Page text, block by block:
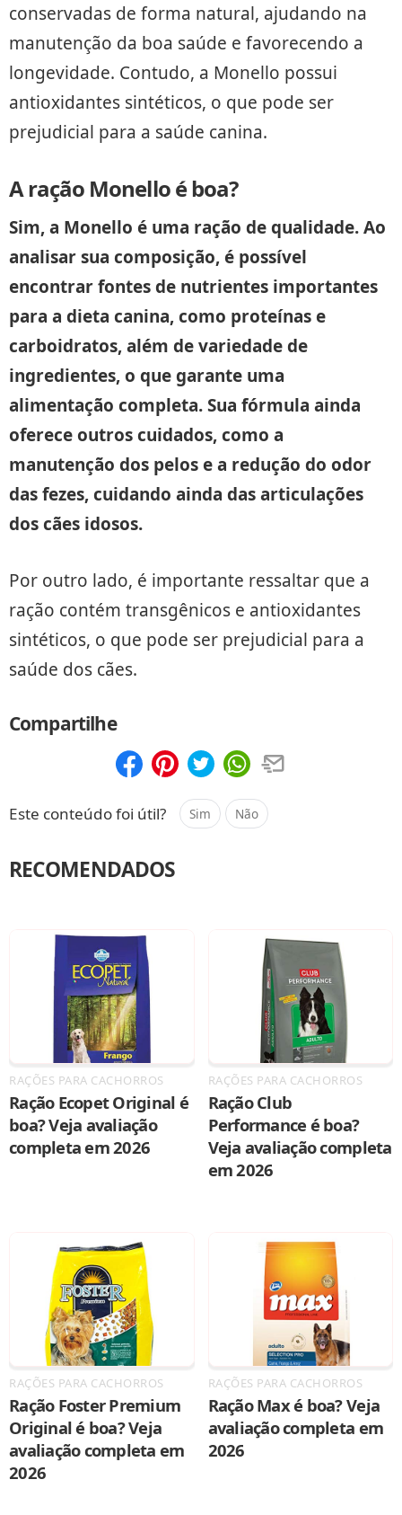
conservadas de forma natural, ajudando na
manutenção da boa saúde e favorecendo a
longevidade. Contudo, a Monello possui
antioxidantes sintéticos, o que pode ser
prejudicial para a saúde canina.
A ração Monello é boa?
Sim, a Monello é uma ração de qualidade. Ao
analisar sua composição, é possível
encontrar fontes de nutrientes importantes
para a dieta canina, como proteínas e
carboidratos, além de variedade de
ingredientes, o que garante uma
alimentação completa. Sua fórmula ainda
oferece outros cuidados, como a
manutenção dos pelos e a redução do odor
das fezes, cuidando ainda das articulações
dos cães idosos.
Por outro lado, é importante ressaltar que a
ração contém transgênicos e antioxidantes
sintéticos, o que pode ser prejudicial para a
saúde dos cães.
Compartilhe
Este conteúdo foi útil? Sim Não
RECOMENDADOS
RAÇÕES PARA CACHORROS
Ração Ecopet Original é
boa? Veja avaliação
completa em 2026
RAÇÕES PARA CACHORROS
Ração Club
Performance é boa?
Veja avaliação completa
em 2026
RAÇÕES PARA CACHORROS
Ração Foster Premium
Original é boa? Veja
avaliação completa em
2026
RAÇÕES PARA CACHORROS
Ração Max é boa? Veja
avaliação completa em
2026